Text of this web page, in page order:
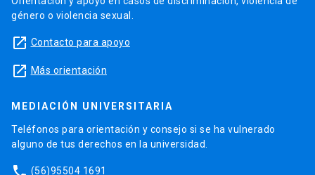
género o violencia sexual.
launch Contacto para apoyo
launch Más orientación
MEDIACIÓN UNIVERSITARIA
Teléfonos para orientación y consejo si se ha vulnerado
alguno de tus derechos en la universidad.
(56)95504 1691